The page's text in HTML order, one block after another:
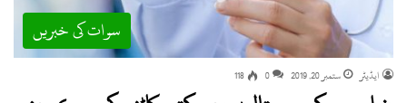
سوات کی خبریں
ایڈیٹر ستمبر 20, 2019 0
118